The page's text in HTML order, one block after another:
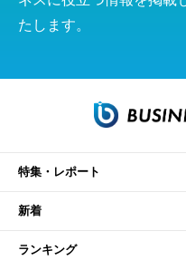
たします。
特集・レポート
新着
ランキング